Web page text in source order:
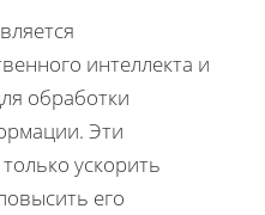
интеллекта и
обработки
Эти
ускорить
его